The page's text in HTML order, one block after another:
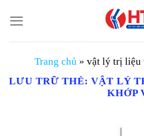
đến
nội
Trang chủ » vật lý trị liệu
LƯU TRỮ THẺ:VẬT LÝ
KHỚP